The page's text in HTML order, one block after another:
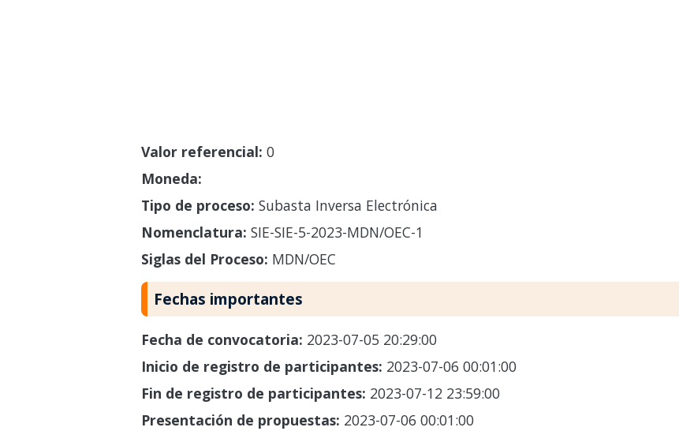
Valor referencial: 0
Moneda:
Tipo de proceso: Subasta Inversa Electrónica
Nomenclatura: SIE-SIE-5-2023-MDN/OEC-1
Siglas del Proceso: MDN/OEC
Fechas importantes
Fecha de convocatoria: 2023-07-05 20:29:00
Inicio de registro de participantes: 2023-07-06 00:01:00
Fin de registro de participantes: 2023-07-12 23:59:00
Presentación de propuestas: 2023-07-06 00:01:00